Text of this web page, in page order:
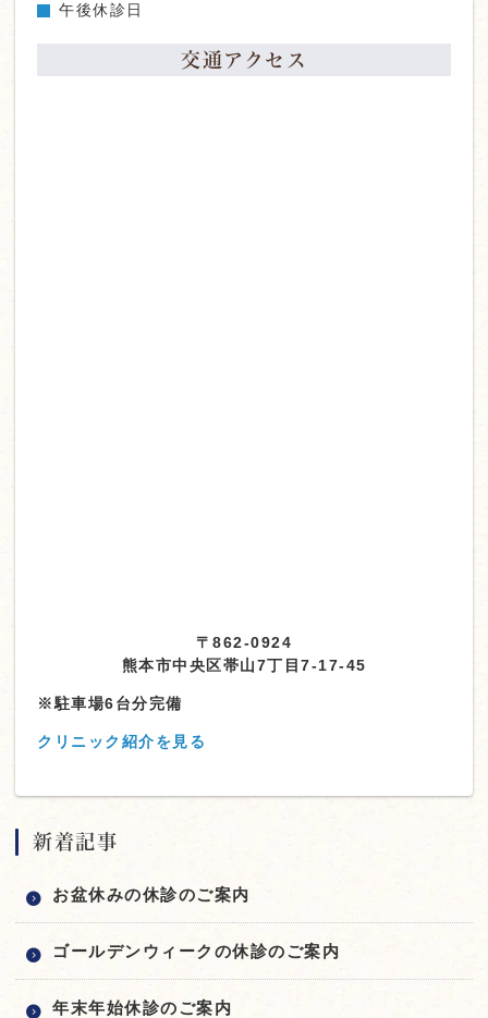
午後休診日
交通アクセス
〒862-0924
熊本市中央区帯山7丁目7-17-45
※駐車場6台分完備
クリニック紹介を見る
新着記事
お盆休みの休診のご案内
ゴールデンウィークの休診のご案内
年末年始休診のご案内